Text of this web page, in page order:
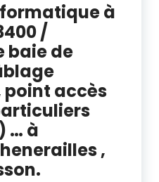
à
/
baie de
point accès
… à
,